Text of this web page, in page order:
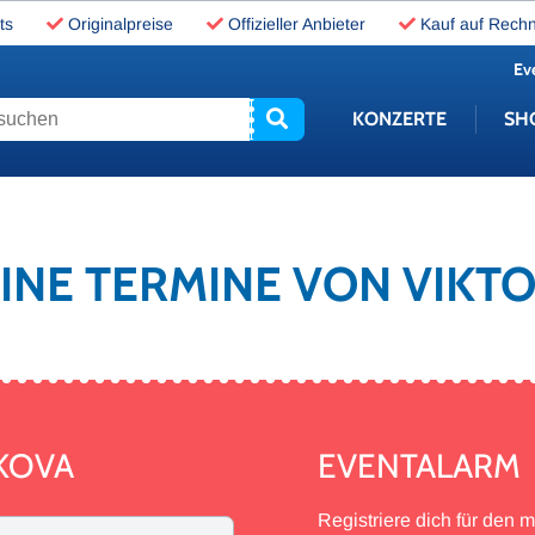
Originalpreise Offizieller Anbieter Kauf auf
KONZERTE
TERMINE VON
EVENTALARM
Registriere dich für den